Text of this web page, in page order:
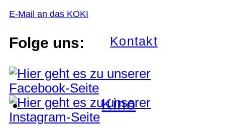
Kontakt
Kino
E-Mail an das KOKI
Folge uns: